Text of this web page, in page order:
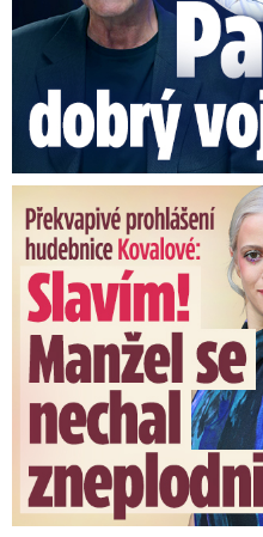
Překvapivé prohlášení